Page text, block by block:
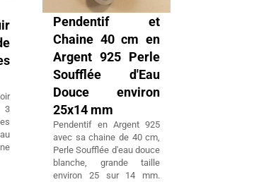
3
Pendentif et
Chaine 40 cm en
Argent 925 Perle
Soufflée d'Eau
Douce environ
25x14 mm
Pendentif en Argent 925
avec sa chaine de 40 cm,
Perle Soufflée d'eau douce
blanche, grande taille
environ 25 sur 14 mm.